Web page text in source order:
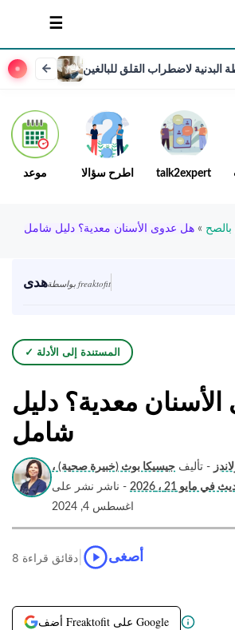
البدنية لاضطراب القلق للبالغين
موعد اطرح سؤالا talk2expert
بالصح » هل عدوى الأسنان معدية؟ دليل شامل
هدى بواسطة freaktofit
✓ المستندة إلى الأدلة
معدية؟ دليل
شامل
- تأليف جيسيكا بوث (خبيرة صحية) ،
في مايو 21 ، 2026
- ناشر نشر على
اغسطس 4, 2024
8 دقائق قراءة أصغى
أضف Freaktofit على Google